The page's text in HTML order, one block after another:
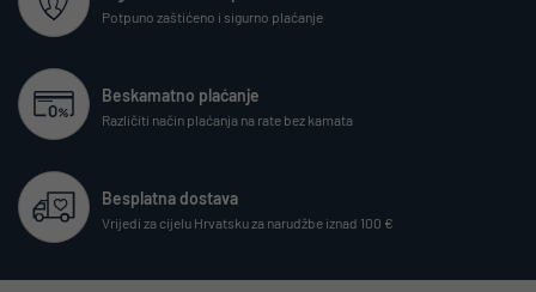
Potpuno zaštićeno i sigurno plaćanje
Beskamatno plaćanje
Različiti način plaćanja na rate bez kamata
Besplatna dostava
Vrijedi za cijelu Hrvatsku za narudžbe iznad 100 €